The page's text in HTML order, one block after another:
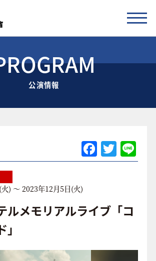
会社
公演情報
F
a
b
T
w
) ～ 2023年12月5日(火)
ルメモリアルライブ「コ